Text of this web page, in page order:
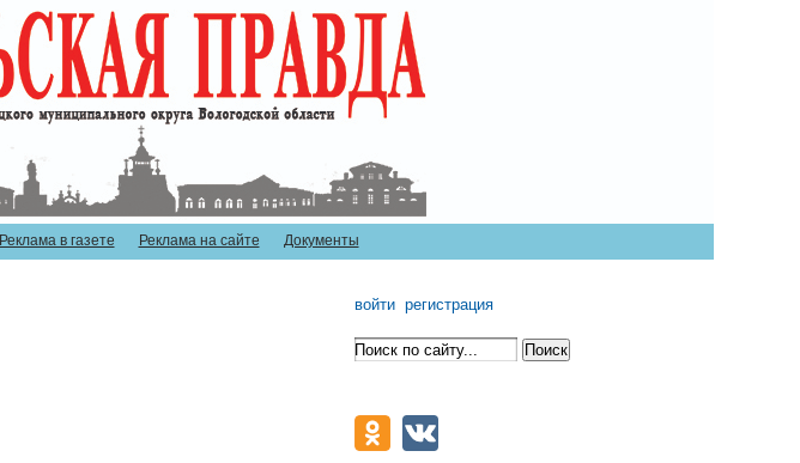
Реклама в газете Реклама на сайте Документы
войти регистрация